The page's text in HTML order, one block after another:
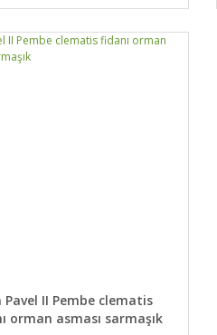
GELİNCE HABER VER
Pavel II Pembe clematis
orman asması sarmaşık